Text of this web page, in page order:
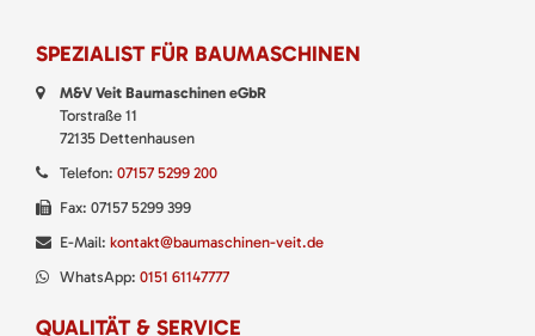
SPEZIALIST FÜR BAUMASCHINEN
M&V Veit Baumaschinen eGbR
Torstraße 11
72135 Dettenhausen
Telefon: 07157 5299 200
Fax: 07157 5299 399
E-Mail: kontakt@baumaschinen-veit.de
WhatsApp: 0151 61147777
QUALITÄT & SERVICE